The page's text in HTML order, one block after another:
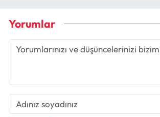
Yorumlar